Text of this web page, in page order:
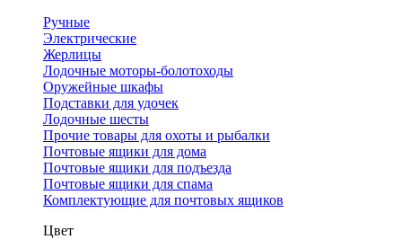
Ручные
Электрические
Жерлицы
Лодочные моторы-болотоходы
Оружейные шкафы
Подставки для удочек
Лодочные шесты
Прочие товары для охоты и рыбалки
Почтовые ящики для дома
Почтовые ящики для подъезда
Почтовые ящики для спама
Комплектующие для почтовых ящиков
Цвет